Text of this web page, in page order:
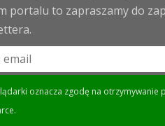
portalu to zapraszamy do
oznacza zgodę na otrzymywanie